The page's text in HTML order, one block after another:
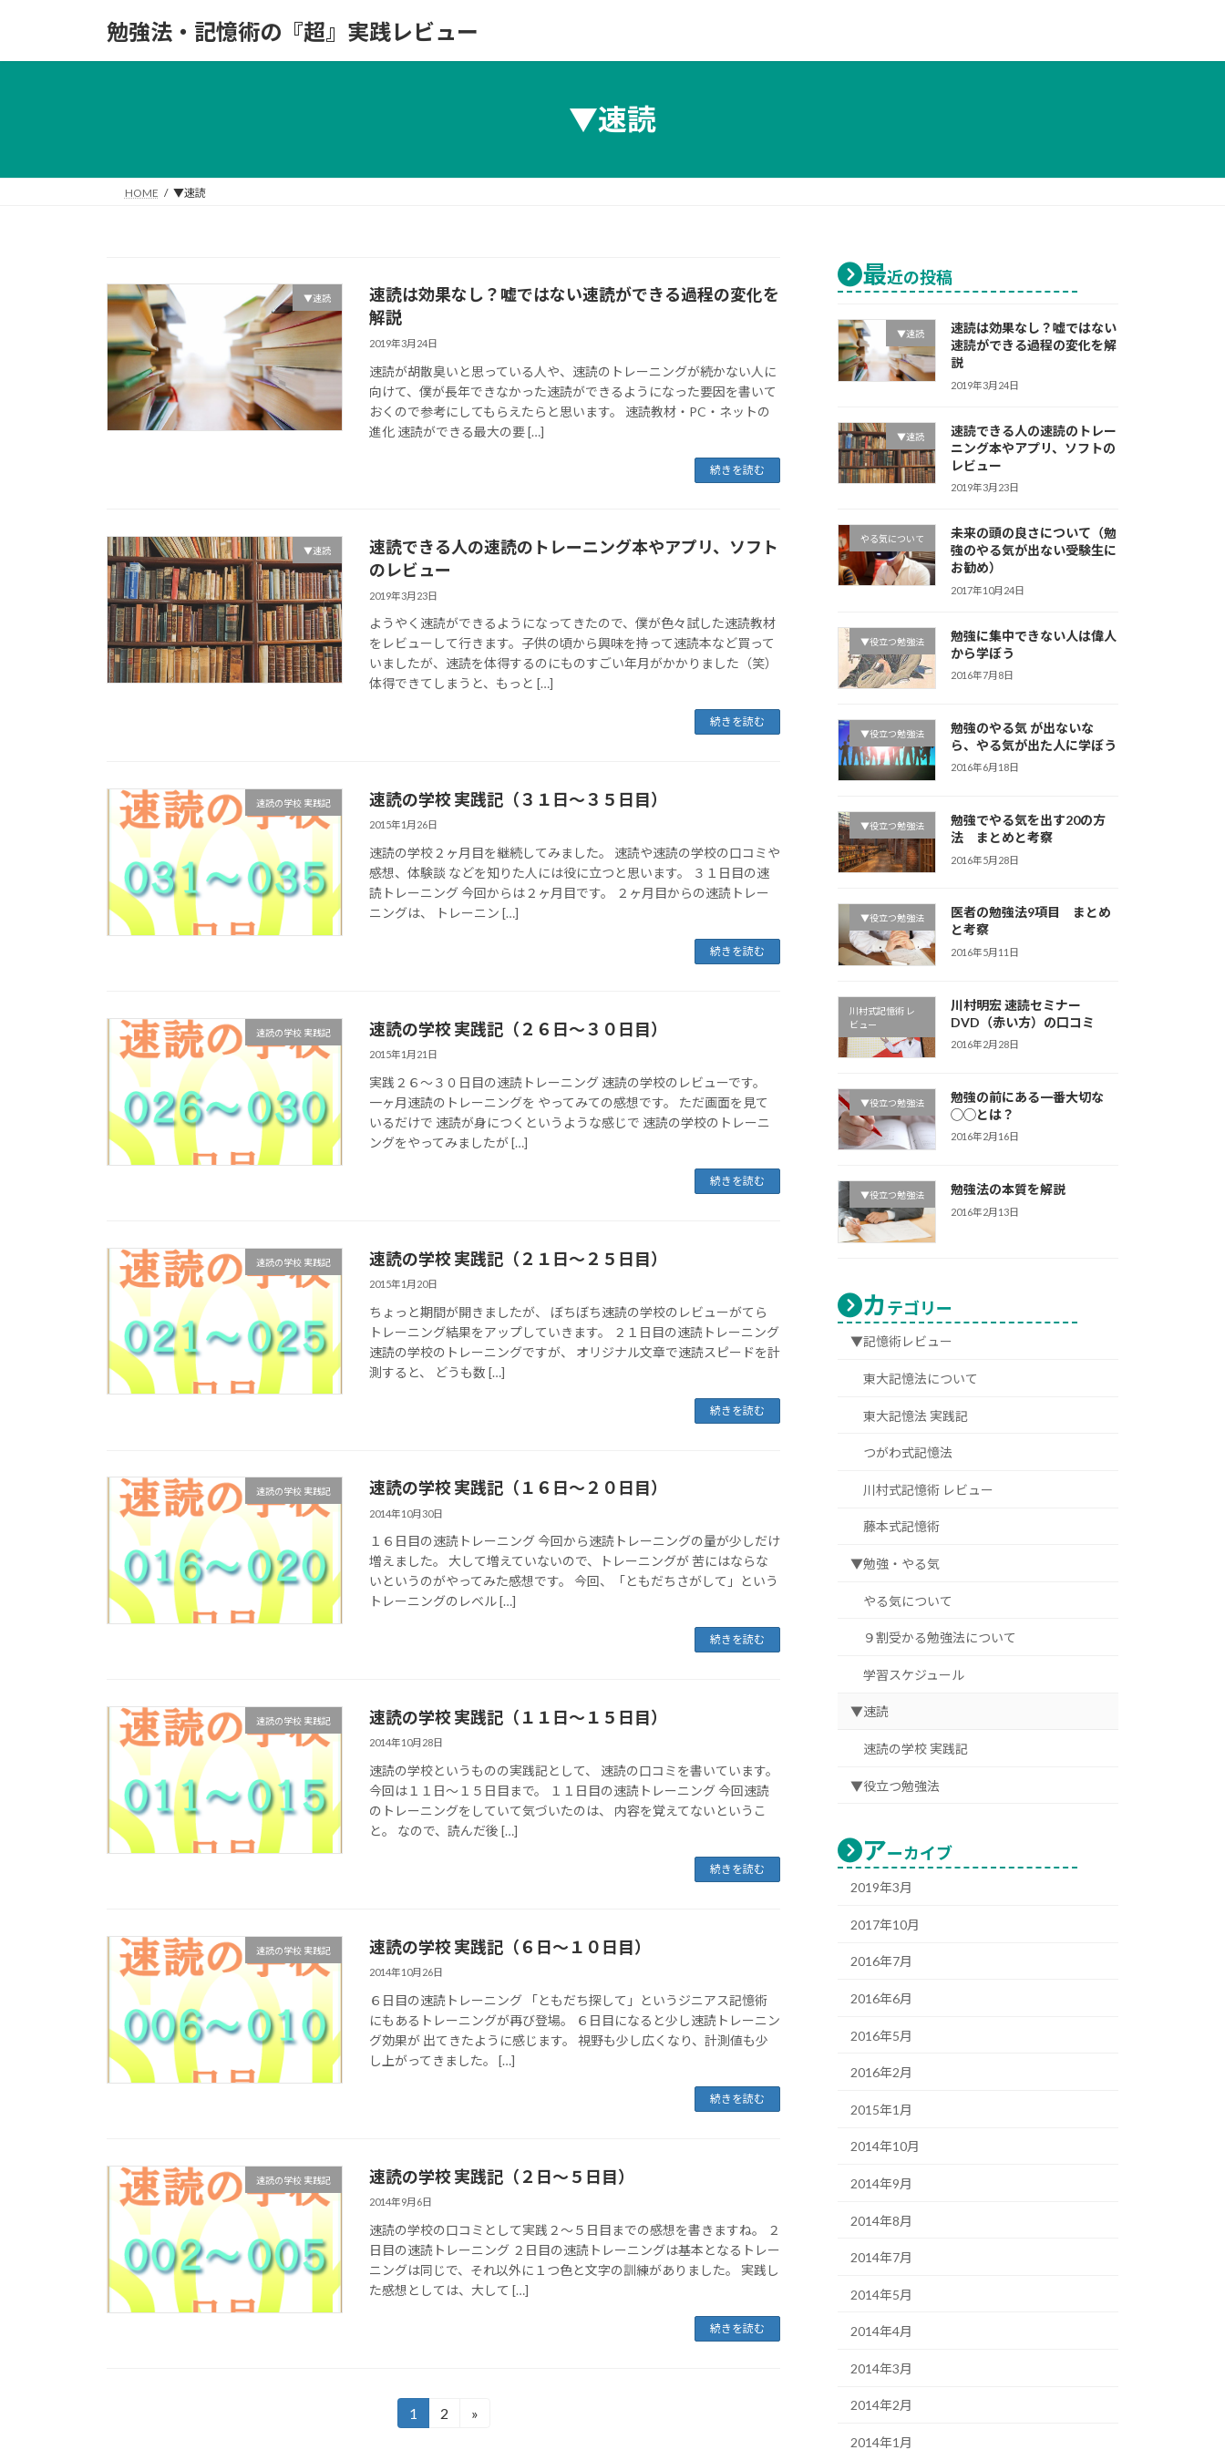
勉強法・記憶術の『超』実践レビュー
▼速読
HOME ▼速読
▼速読
速読は効果なし？嘘ではない速読ができる過程の変化を
解説
2019年3月24日
速読が胡散臭いと思っている人や、速読のトレーニングが続かない人に
向けて、僕が長年できなかった速読ができるようになった要因を書いて
おくので参考にしてもらえたらと思います。 速読教材・PC・ネットの
進化 速読ができる最大の要 […]
続きを読む
▼速読
速読できる人の速読のトレーニング本やアプリ、ソフト
のレビュー
2019年3月23日
ようやく速読ができるようになってきたので、僕が色々試した速読教材
をレビューして行きます。子供の頃から興味を持って速読本など買って
いましたが、速読を体得するのにものすごい年月がかかりました（笑）
体得できてしまうと、もっと […]
続きを読む
速読の学校 実践記 速読の学校 実践記（３１日～３５日目）
2015年1月26日
速読の学校２ヶ月目を継続してみました。 速読や速読の学校の口コミや
感想、体験談 などを知りた人には役に立つと思います。 ３１日目の速
読トレーニング 今回からは２ヶ月目です。 ２ヶ月目からの速読トレー
ニングは、 トレーニン […]
続きを読む
速読の学校 実践記 速読の学校 実践記（２６日～３０日目）
2015年1月21日
実践２６～３０日目の速読トレーニング 速読の学校のレビューです。
一ヶ月速読のトレーニングを やってみての感想です。 ただ画面を見て
いるだけで 速読が身につくというような感じで 速読の学校のトレーニ
ングをやってみましたが […]
続きを読む
速読の学校 実践記 速読の学校 実践記（２１日～２５日目）
2015年1月20日
ちょっと期間が開きましたが、 ぼちぼち速読の学校のレビューがてら
トレーニング結果をアップしていきます。 ２１日目の速読トレーニング
速読の学校のトレーニングですが、 オリジナル文章で速読スピードを計
測すると、 どうも数 […]
続きを読む
速読の学校 実践記 速読の学校 実践記（１６日～２０日目）
2014年10月30日
１６日目の速読トレーニング 今回から速読トレーニングの量が少しだけ
増えました。 大して増えていないので、トレーニングが 苦にはならな
いというのがやってみた感想です。 今回、「ともだちさがして」という
トレーニングのレベル […]
続きを読む
速読の学校 実践記 速読の学校 実践記（１１日～１５日目）
2014年10月28日
速読の学校というものの実践記として、 速読の口コミを書いています。
今回は１１日～１５日目まで。 １１日目の速読トレーニング 今回速読
のトレーニングをしていて気づいたのは、 内容を覚えてないというこ
と。 なので、読んだ後 […]
続きを読む
速読の学校 実践記 速読の学校 実践記（６日～１０日目）
2014年10月26日
６日目の速読トレーニング 「ともだち探して」というジニアス記憶術
にもあるトレーニングが再び登場。 ６日目になると少し速読トレーニン
グ効果が 出てきたように感じます。 視野も少し広くなり、計測値も少
し上がってきました。 […]
続きを読む
速読の学校 実践記 速読の学校 実践記（２日～５日目）
2014年9月6日
速読の学校の口コミとして実践２～５日目までの感想を書きますね。 ２
日目の速読トレーニング ２日目の速読トレーニングは基本となるトレー
ニングは同じで、それ以外に１つ色と文字の訓練がありました。 実践し
た感想としては、大して […]
続きを読む
固
1
固
2 »
最近の投稿
▼速読
速読は効果なし？嘘ではない
速読ができる過程の変化を解
説
2019年3月24日
▼速読
速読できる人の速読のトレー
ニング本やアプリ、ソフトの
レビュー
2019年3月23日
やる気について
未来の頭の良さについて（勉
強のやる気が出ない受験生に
お勧め）
2017年10月24日
▼役立つ勉強法
勉強に集中できない人は偉人
から学ぼう
2016年7月8日
▼役立つ勉強法
勉強のやる気 が出ないな
ら、やる気が出た人に学ぼう
2016年6月18日
▼役立つ勉強法
勉強でやる気を出す20の方
法 まとめと考察
2016年5月28日
▼役立つ勉強法
医者の勉強法9項目 まとめ
と考察
2016年5月11日
川村式記憶術 レ
ビュー
川村明宏 速読セミナー
DVD（赤い方）の口コミ
2016年2月28日
▼役立つ勉強法
勉強の前にある一番大切な
◯◯とは？
2016年2月16日
▼役立つ勉強法 勉強法の本質を解説
2016年2月13日
カテゴリー
▼記憶術レビュー
東大記憶法について
東大記憶法 実践記
つがわ式記憶法
川村式記憶術 レビュー
藤本式記憶術
▼勉強・やる気
やる気について
９割受かる勉強法について
学習スケジュール
▼速読
速読の学校 実践記
▼役立つ勉強法
アーカイブ
2019年3月
2017年10月
2016年7月
2016年6月
2016年5月
2016年2月
2015年1月
2014年10月
2014年9月
2014年8月
2014年7月
2014年5月
2014年4月
2014年3月
2014年2月
2014年1月